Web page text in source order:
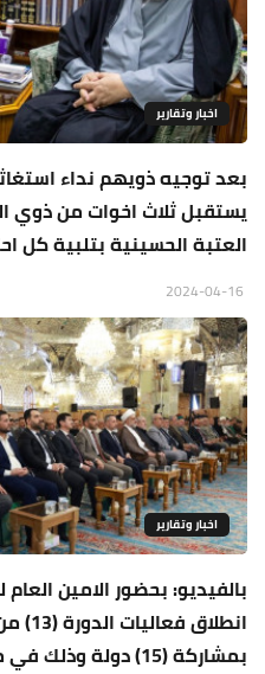
اخبار وتقارير
بعد توجيه ذويهم نداء
يستقبل ثلاث اخوات من ذوي
العتبة الحسينية بتلبية كل
اخبار وتقارير
بالفيديو: بحضور الامين
بمشاركة (15) دولة وذلك في مسجد الكوفة